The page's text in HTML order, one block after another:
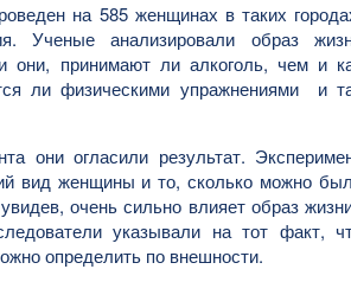
на 585 женщинах в таких
Ученые анализировали образ
принимают ли алкоголь, чем и
ли физическими упражнениями и
они огласили результат.
вид женщины и то, сколько можно
очень сильно влияет образ
указывали на тот факт,
определить по внешности.